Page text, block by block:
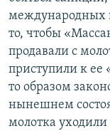
международных
то, чтобы
продавали с
приступили к ее
то образом
нынешнем
молотка